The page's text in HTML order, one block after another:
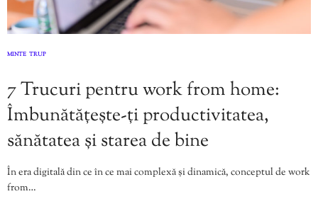
MINTE TRUP
7 Trucuri pentru work from home:
Îmbunătățește-ți productivitatea,
sănătatea și starea de bine
În era digitală din ce în ce mai complexă și dinamică, conceptul de work
from…